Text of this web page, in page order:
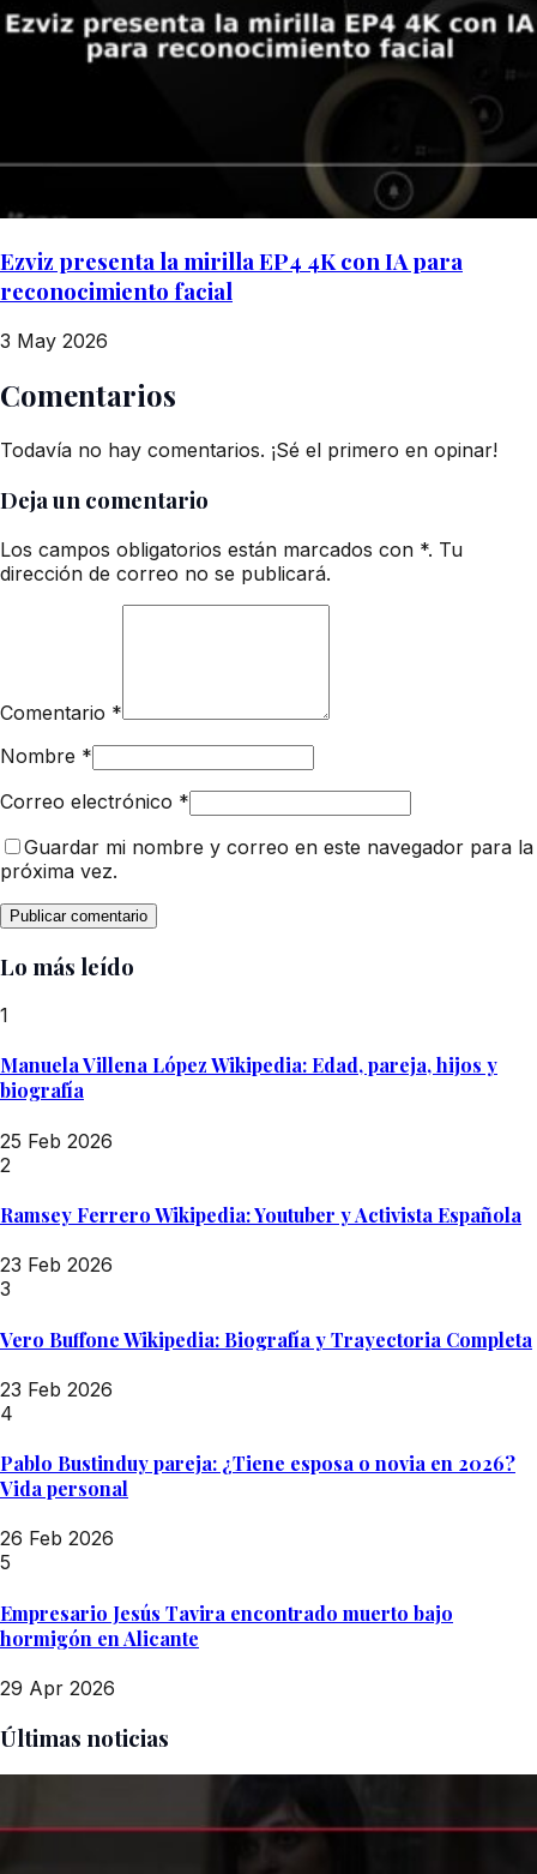
Ezviz presenta la mirilla EP4 4K con IA para
reconocimiento facial
3 May 2026
Comentarios
Todavía no hay comentarios. ¡Sé el primero en opinar!
Deja un comentario
Los campos obligatorios están marcados con *. Tu
dirección de correo no se publicará.
Comentario *
Nombre *
Correo electrónico *
Guardar mi nombre y correo en este navegador para la
próxima vez.
Lo más leído
1
Manuela Villena López Wikipedia: Edad, pareja, hijos y
biografía
25 Feb 2026
2
Ramsey Ferrero Wikipedia: Youtuber y Activista Española
23 Feb 2026
3
Vero Buffone Wikipedia: Biografía y Trayectoria Completa
23 Feb 2026
4
Pablo Bustinduy pareja: ¿Tiene esposa o novia en 2026?
Vida personal
26 Feb 2026
5
Empresario Jesús Tavira encontrado muerto bajo
hormigón en Alicante
29 Apr 2026
Últimas noticias